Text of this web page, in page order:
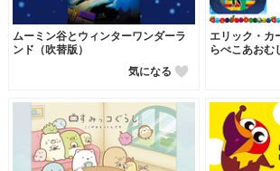
ムーミン谷とウィンターワンダーラ
ンド（吹替版）
気になる
エリック・
らぺこあおむ